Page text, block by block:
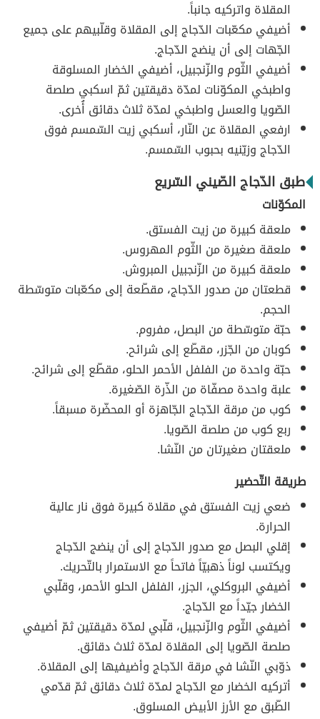
المقلاة واتركيه جانباً.
أضيفي مكعّبات الدّجاج إلى المقلاة وقلّبيهم على جميع
الجّهات إلى أن ينضج الدّجاج.
أضيفي الثّوم والزّنجبيل، أضيفي الخضار المسلوقة
واطبخي المكوّنات لمدّة دقيقتين ثمّ اسكبي صلصة
الصّويا والعسل واطبخي لمدّة ثلاث دقائق أُخرى.
ارفعي المقلاة عن النّار، أسكبي زيت السّمسم فوق
الدّجاج وزيّنيه بحبوب السّمسم.
طبق الدّجاج الصّيني السّريع
المكوّنات
ملعقة كبيرة من زيت الفستق.
ملعقة صغيرة من الثّوم المهروس.
ملعقة كبيرة من الزّنجبيل المبروش.
قطعتان من صدور الدّجاج، مقطّعة إلى مكعّبات متوسّطة
الحجم.
حبّة متوسّطة من البصل، مفروم.
كوبان من الجّزر، مقطّع إلى شرائح.
حبّة واحدة من الفلفل الأحمر الحلو، مقطّع إلى شرائح.
علبة واحدة مصفّاة من الذّرة الصّغيرة.
كوب من مرقة الدّجاج الجّاهزة أو المحضّرة مسبقاً.
ربع كوب من صلصة الصّويا.
ملعقتان صغيرتان من النّشا.
طريقة التّحضير
ضعي زيت الفستق في مقلاة كبيرة فوق نار عالية
الحرارة.
إقلي البصل مع صدور الدّجاج إلى أن ينضج الدّجاج
ويكتسب لوناً ذهبيّاً فاتحاً مع الاستمرار بالتّحريك.
أضيفي البروكلي، الجزر، الفلفل الحلو الأحمر، وقلّبي
الخضار جيّداً مع الدّجاج.
أضيفي الثّوم والزّنجبيل، قلّبي لمدّة دقيقتين ثمّ أضيفي
صلصة الصّويا إلى المقلاة لمدّة ثلاث دقائق.
ذوّبي النّشا في مرقة الدّجاج وأضيفيها إلى المقلاة.
أتركيه الخضار مع الدّجاج لمدّة ثلاث دقائق ثمّ قدّمي
الطّبق مع الأرز الأبيض المسلوق.